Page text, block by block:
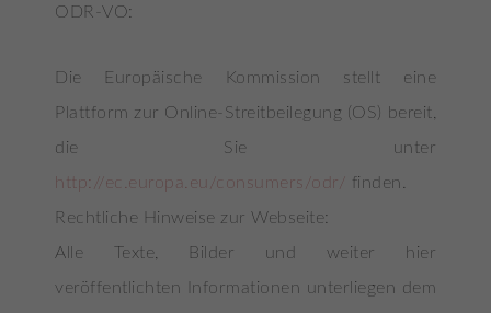
ODR-VO:
Die Europäische Kommission stellt eine
Plattform zur Online-Streitbeilegung (OS) bereit,
die Sie unter
http://ec.europa.eu/consumers/odr/
finden.
Rechtliche Hinweise zur Webseite:
Alle Texte, Bilder und weiter hier
veröffentlichten Informationen unterliegen dem
der Zugriff auf diese Inhalte keiner manuellen
Cookie-Informationen anzeigen
Datenschutzerklärung Impressum